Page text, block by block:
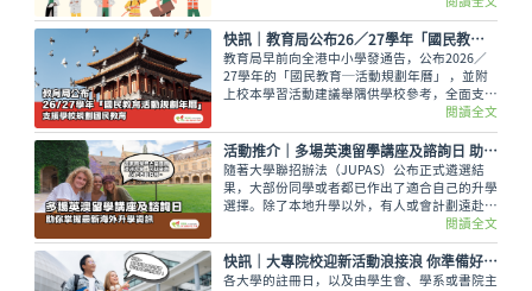
向！
快訊｜教育局公布26／27學年「國民教育活動規劃年曆」 支援學校規劃國民教育
教育局早前向全港中小學發通告，公布2026／
27學年的「國民教育─活動規劃年曆」 ，並附
上校本學習活動建議舉隅供學校參考，全面支援
閱讀全文
活動推介｜多場英澳留學講座及諮詢日 助你掌握最新海外升學資訊
隨著大學聯招辦法（JUPAS）公布正式遴選結
果，大部份同學或者都已作出了適合自己的升學
選擇。除了本地升學以外，有人或會計劃遠赴外
地學習，而在這個8月便有多場英國及澳洲大學
的升學講座，除了介紹兩地熱門課程，也會簡介
簽證及生活費等重要資訊。
閱讀全文
快訊｜大專院校迎新活動浪接浪 你準備好過U Life未呢？
各大學的註冊日，以及由學生會、學系或書院主